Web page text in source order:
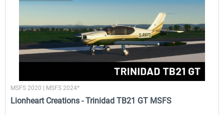
MSFS 2020 | MSFS 2024*
Lionheart Creations - Trinidad TB21 GT MSFS